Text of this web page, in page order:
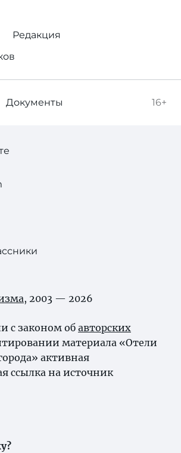
Редакция
16+
Документы
, 2003 — 2026
с законом об авторских
материала «Отели
активная
ссылка на источник